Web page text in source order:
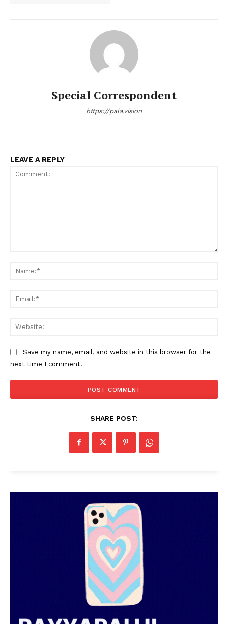
PALA VISION
Special Correspondent
https://pala.vision
LEAVE A REPLY
Save my name, email, and website in this browser for the
next time I comment.
SHARE POST: